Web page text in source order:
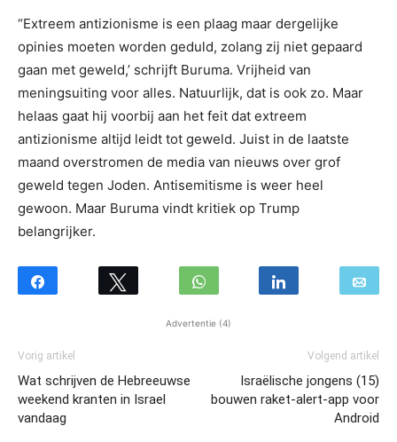
“Extreem antizionisme is een plaag maar dergelijke
opinies moeten worden geduld, zolang zij niet gepaard
gaan met geweld,’ schrijft Buruma. Vrijheid van
meningsuiting voor alles. Natuurlijk, dat is ook zo. Maar
helaas gaat hij voorbij aan het feit dat extreem
antizionisme altijd leidt tot geweld. Juist in de laatste
maand overstromen de media van nieuws over grof
geweld tegen Joden. Antisemitisme is weer heel
gewoon. Maar Buruma vindt kritiek op Trump
belangrijker.
Advertentie (4)
Vorig artikel
Wat schrijven de Hebreeuwse
weekend kranten in Israel
vandaag
Volgend artikel
Israëlische jongens (15)
bouwen raket-alert-app voor
Android